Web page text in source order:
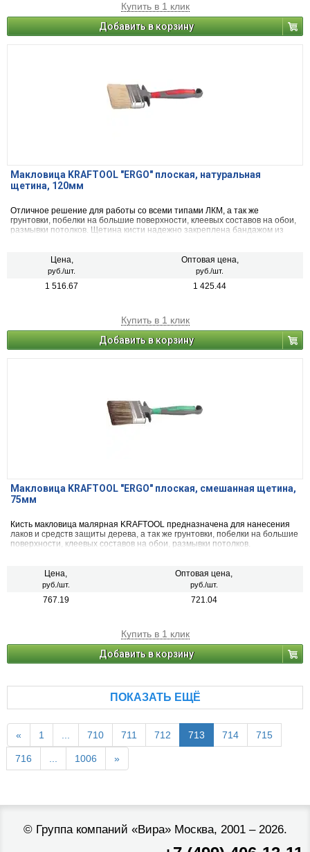
Купить в 1 клик
Добавить в корзину
Макловица KRAFTOOL "ERGO" плоская, натуральная
щетина, 120мм
Отличное решение для работы со всеми типами ЛКМ, а так же
грунтовки, побелки на большие поверхности, клеевых составов на обои,
размывки потолков. Щетина кисти надежно закреплена бандажом из
Цена,
руб./шт.
Оптовая цена,
руб./шт.
1 516.67 1 425.44
Купить в 1 клик
Добавить в корзину
Макловица KRAFTOOL "ERGO" плоская, смешанная щетина,
75мм
Кисть макловица малярная KRAFTOOL предназначена для нанесения
лаков и средств защиты дерева, а так же грунтовки, побелки на большие
поверхности, клеевых составов на обои, размывки потолков.
Цена,
руб./шт.
Оптовая цена,
руб./шт.
767.19 721.04
Купить в 1 клик
Добавить в корзину
ПОКАЗАТЬ ЕЩЁ
« 1 ... 710 711 712 713 714 715
716 ... 1006 »
© Группа компаний «Вира»Москва, 2001 – 2026.